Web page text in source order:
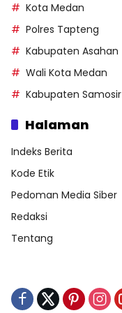
Kota Medan
Polres Tapteng
Kabupaten Asahan
Wali Kota Medan
Kabupaten Samosir
Halaman
Indeks Berita
Kode Etik
Pedoman Media Siber
Redaksi
Tentang